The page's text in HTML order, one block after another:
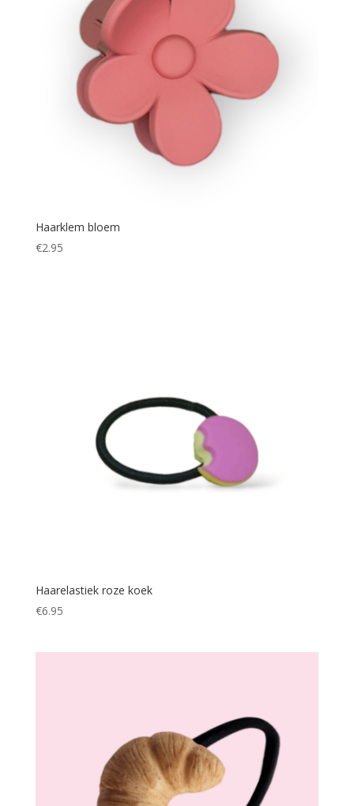
Haarklem bloem
€2.95
Haarelastiek roze koek
€6.95